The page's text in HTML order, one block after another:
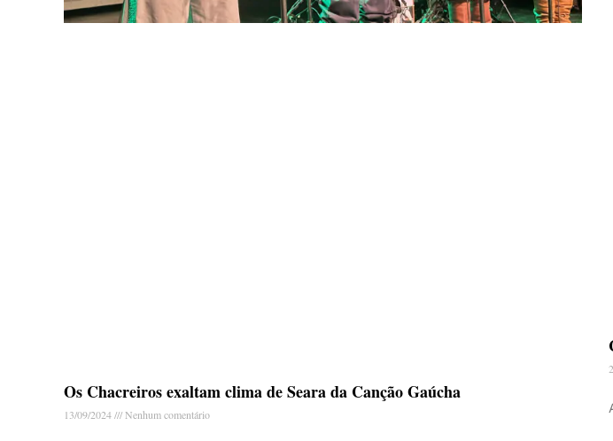
Os Chacreiros exaltam clima de Seara da Canção Gaúcha
13/09/2024 Nenhum comentário